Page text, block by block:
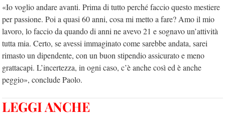
«Io voglio andare avanti. Prima di tutto perché faccio questo mestiere
per passione. Poi a quasi 60 anni, cosa mi metto a fare? Amo il mio
lavoro, lo faccio da quando di anni ne avevo 21 e sognavo un’attività
tutta mia. Certo, se avessi immaginato come sarebbe andata, sarei
rimasto un dipendente, con un buon stipendio assicurato e meno
grattacapi. L’incertezza, in ogni caso, c’è anche così ed è anche
peggio», conclude Paolo.
LEGGI ANCHE